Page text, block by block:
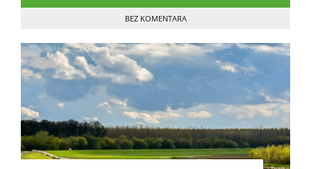
BEZ KOMENTARA